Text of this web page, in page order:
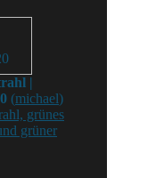
|
(michael)
grünes
grüner